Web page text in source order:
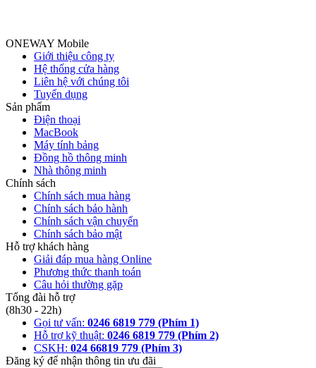
ONEWAY Mobile
Giới thiệu công ty
Hệ thống cửa hàng
Liên hệ với chúng tôi
Tuyển dụng
Sản phẩm
Điện thoại
MacBook
Máy tính bảng
Đồng hồ thông minh
Nhà thông minh
Chính sách
Chính sách mua hàng
Chính sách bảo hành
Chính sách vận chuyển
Chính sách bảo mật
Hỗ trợ khách hàng
Giải đáp mua hàng Online
Phương thức thanh toán
Câu hỏi thường gặp
Tổng đài hỗ trợ
(8h30 - 22h)
Gọi tư vấn: 0246 6819 779 (Phím 1)
Hỗ trợ kỹ thuật: 0246 6819 779 (Phím 2)
CSKH: 024 66819 779 (Phím 3)
Đăng ký để nhận thông tin ưu đãi